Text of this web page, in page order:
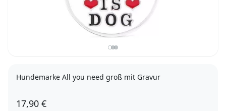
Hundemarke All you need groß mit Gravur
17,90 €